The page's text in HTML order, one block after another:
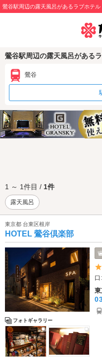
鶯谷駅周辺の露天風呂があるラブホテル
鶯谷駅周辺の露天風呂がある
鶯谷
1 ～ 1件目 / 1件
露天風呂
東京都 台東区根岸
HOTEL 鶯谷倶楽部
フォトギャラリー